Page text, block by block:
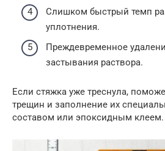
Слишком быстрый темп
уплотнения.
Преждевременное
застывания раствора.
Если стяжка уже треснула,
трещин и заполнение их
составом или эпоксидным клеем.